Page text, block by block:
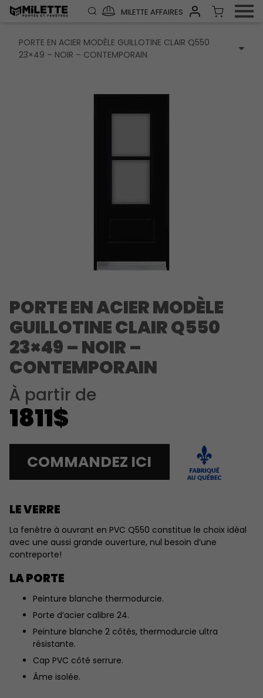
MILETTE AFFAIRES
PORTE EN ACIER MODÈLE GUILLOTINE CLAIR Q550
23×49 – NOIR – CONTEMPORAIN
PORTE EN ACIER MODÈLE
GUILLOTINE CLAIR Q550
23×49 – NOIR –
CONTEMPORAIN
À partir de
1811$
COMMANDEZ ICI
LE VERRE
La fenêtre à ouvrant en PVC Q550 constitue le choix idéal
avec une aussi grande ouverture, nul besoin d’une
contreporte!
LA PORTE
Peinture blanche thermodurcie.
Porte d’acier calibre 24.
Peinture blanche 2 côtés, thermodurcie ultra
résistante.
Cap PVC côté serrure.
Âme isolée.